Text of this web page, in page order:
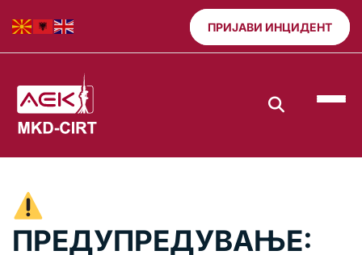
ПРИЈАВИ ИНЦИДЕНТ
ПРЕДУПРЕДУВАЊЕ: